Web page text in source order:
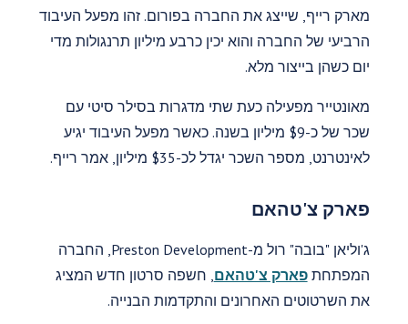
מארק רייף, שייצג את החברה בפורום. זהו מפעל העיבוד
הרביעי של החברה והוא יכין כרבע מיליון תרנגולות מדי
יום כשהן בייצור מלא.
מאונטייר מפעילה כעת שתי מדגרות בסילר סיטי עם
שכר של כ-$9 מיליון בשנה. כאשר מפעל העיבוד יגיע
לאינטרנט, מספר השכר יגדל לכ-$35 מיליון, אמר רייף.
פארק צ'טהאם
ג'וליאן "בובה" רול מ-Preston Development, החברה
המפתחתפארק צ'טהאם , חשפה סרטון חדש המציג
את השרטוטים האחרונים והתקדמות הבנייה.